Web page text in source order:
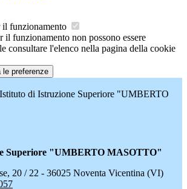
il funzionamento
il funzionamento non possono essere
consultare l'elenco nella pagina della cookie
le preferenze
Istituto di Istruzione Superiore "UMBERTO
Superiore "UMBERTO MASOTTO"
20 / 22 - 36025 Noventa Vicentina (VI)